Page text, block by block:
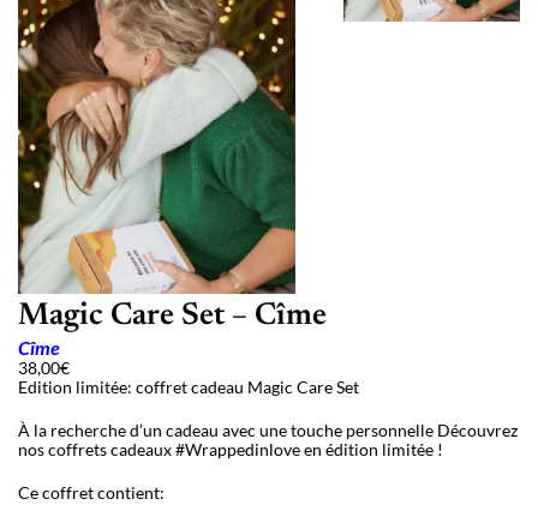
Magic Care Set – Cîme
Cîme
38,00€
Edition limitée: coffret cadeau Magic Care Set
À la recherche d’un cadeau avec une touche personnelle Découvrez
nos coffrets cadeaux #Wrappedinlove en édition limitée !
Ce coffret contient: